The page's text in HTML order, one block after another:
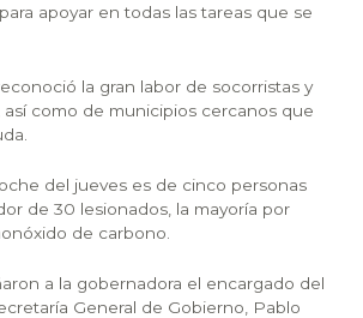
apoyar en todas las tareas que se
la gran labor de socorristas y
así como de municipios cercanos que
del jueves es de cinco personas
de 30 lesionados, la mayoría por
de carbono.
a la gobernadora el encargado del
General de Gobierno, Pablo